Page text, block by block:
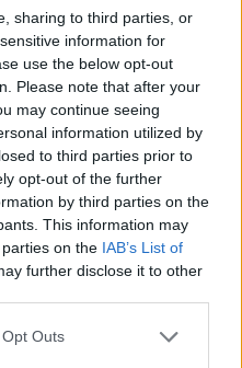
sharing to third parties, or
information for
use the below opt-out
Please note that after your
may continue seeing
information utilized by
to third parties prior to
opt-out of the further
by third parties on the
This information may
on the IAB’s List of
further disclose it to other
Outs
szabályos
a fogyasztók
ám a két
ezt a feltevést. Mi
hírt. Gyenge Zsolt azt
egészséges
ami rendben is van,
segíteni
nyilatkozott